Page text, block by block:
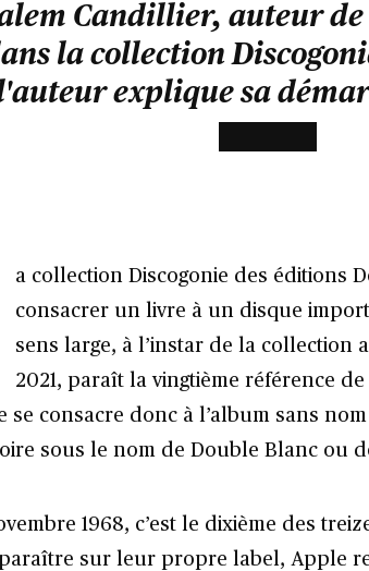
Candillier, auteur
la collection
explique sa
a collection Discogonie des éditions
consacrer un livre à un disque
sens large, à l’instar de la collection
2021, paraît la vingtième référence
se consacre donc à l’album sans
sous le nom de Double Blanc ou
1968, c’est le dixième des
sur leur propre label, Apple